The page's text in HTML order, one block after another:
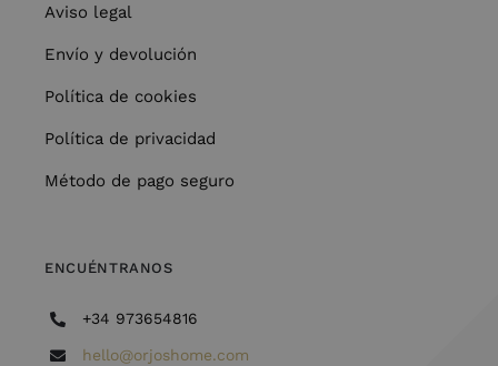
Aviso legal
Envío y devolución
Política de cookies
Política de privacidad
Método de pago seguro
ENCUÉNTRANOS
+34 973654816
hello@orjoshome.com